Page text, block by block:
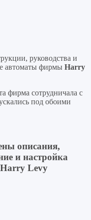
руководства и
автоматы фирмы Harry
фирма сотрудничала с
под обоими
описания,
и настройка
Harry Levy